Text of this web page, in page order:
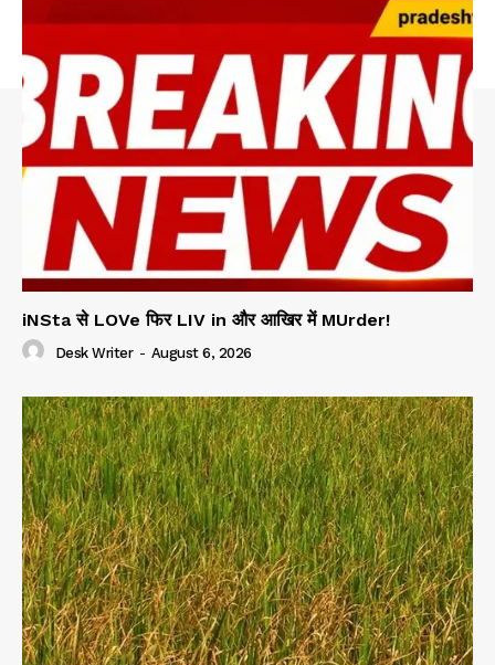
iNSta से LOVe फिर LIV in और आखिर में MUrder!
Desk Writer - August 6, 2026